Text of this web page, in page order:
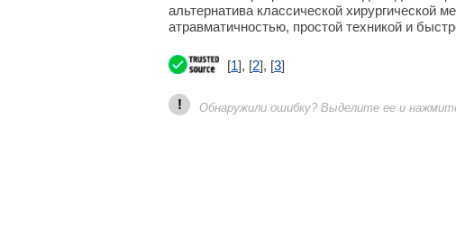
альтернатива классической хирургической
атравматичностью, простой техникой и
[1], [2], [3]
! Обнаружили ошибку? Выделите ее и